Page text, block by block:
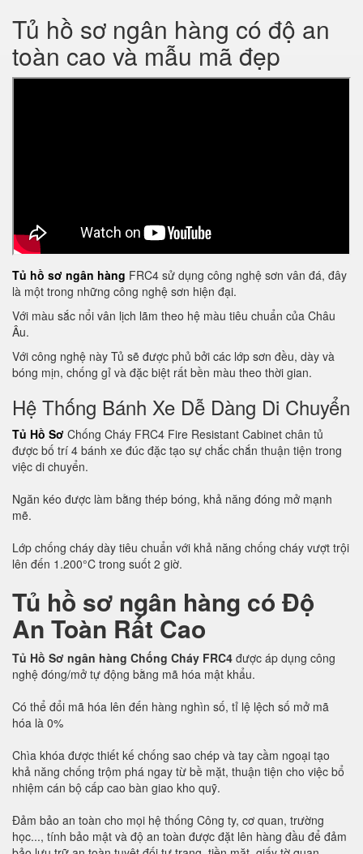
Tủ hồ sơ ngân hàng có độ an
toàn cao và mẫu mã đẹp
Tủ hồ sơ ngân hàng FRC4 sử dụng công nghệ sơn vân đá, đây
là một trong những công nghệ sơn hiện đại.
Với màu sắc nổi vân lịch lãm theo hệ màu tiêu chuẩn của Châu
Âu.
Với công nghệ này Tủ sẽ được phủ bởi các lớp sơn đều, dày và
bóng mịn, chống gỉ và đặc biệt rất bền màu theo thời gian.
Hệ Thống Bánh Xe Dễ Dàng Di Chuyển
Tủ Hồ Sơ Chống Cháy FRC4 Fire Resistant Cabinet chân tủ
được bố trí 4 bánh xe đúc đặc tạo sự chắc chắn thuận tiện trong
việc di chuyển.
Ngăn kéo được làm bằng thép bóng, khả năng đóng mở mạnh
mẽ.
Lớp chống cháy dày tiêu chuẩn với khả năng chống cháy vượt trội
lên đến 1.200°C trong suốt 2 giờ.
Tủ hồ sơ ngân hàng có Độ
An Toàn Rất Cao
Tủ Hồ Sơ ngân hàng Chống Cháy FRC4 được áp dụng công
nghệ đóng/mở tự động bằng mã hóa mật khẩu.
Có thể đổi mã hóa lên đến hàng nghìn số, tỉ lệ lệch số mở mã
hóa là 0%
Chìa khóa được thiết kế chống sao chép và tay cầm ngoại tạo
khả năng chống trộm phá ngay từ bề mặt, thuận tiện cho việc bổ
nhiệm cán bộ cấp cao bàn giao kho quỹ.
Đảm bảo an toàn cho mọi hệ thống Công ty, cơ quan, trường
học..., tính bảo mật và độ an toàn được đặt lên hàng đầu để đảm